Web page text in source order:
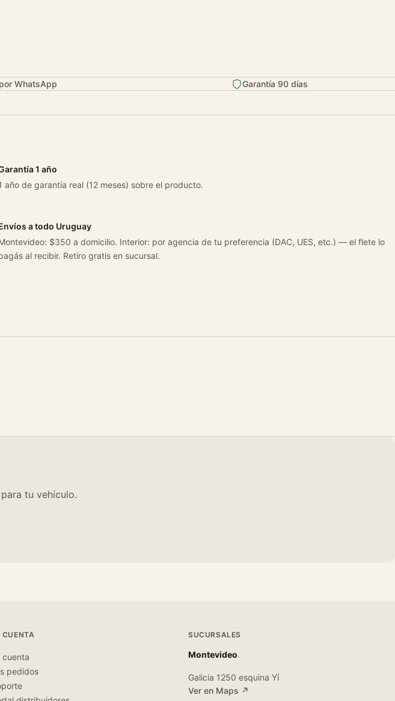
WhatsApp Garantía 90 días
1 año
año de garantía real (12 meses) sobre el producto.
a todo Uruguay
$350 a domicilio. Interior: por agencia de tu preferencia (DAC, UES, etc.) — el flete lo
al recibir. Retiro gratis en sucursal.
tu vehículo.
CUENTA
cuenta
pedidos
SUCURSALES
Montevideo
Galicia 1250 esquina Yí
Ver en Maps ↗